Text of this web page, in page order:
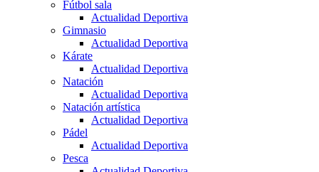
Fútbol sala
Actualidad Deportiva
Gimnasio
Actualidad Deportiva
Kárate
Actualidad Deportiva
Natación
Actualidad Deportiva
Natación artística
Actualidad Deportiva
Pádel
Actualidad Deportiva
Pesca